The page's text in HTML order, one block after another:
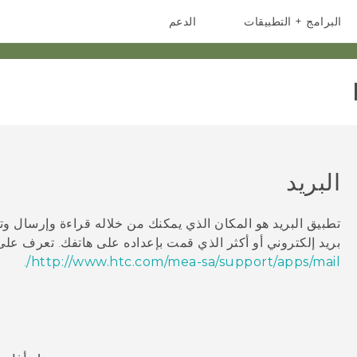
أجهزة الهواتف الذكية
البرامج + التطبيقات الدعم
البريد
تطبيق البريد هو المكان الذي يمكنك من خلاله قراءة وإرسال
بريد إلكتروني أو أكثر الذي قمت بإعداده على هاتفك. تعرف
http://www.htc.com/mea-sa/support/apps/mail/
.